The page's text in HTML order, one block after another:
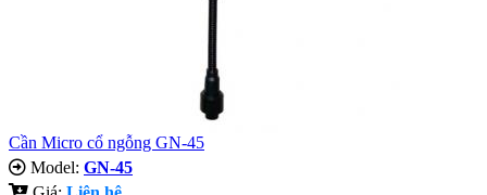
Cần Micro cổ ngỗng GN-45
Model: GN-45